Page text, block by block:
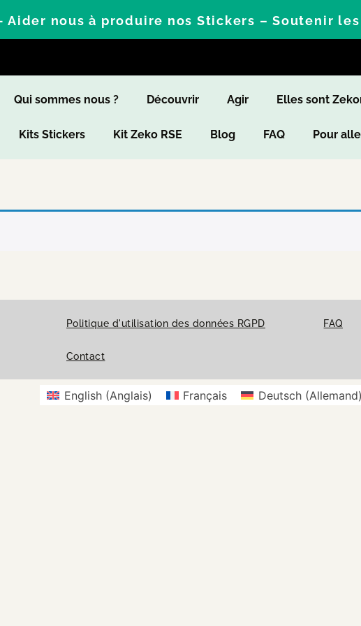
- Aider nous à produire nos Stickers – Soutenir
Qui sommes nous ? Découvrir Agir Elles sont
Kits Stickers Kit Zeko RSE Blog FAQ Pour
Politique d'utilisation des données RGPD FAQ
Contact
English(Anglais) Français Deutsch(Allemand